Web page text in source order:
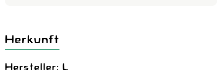
Herkunft
Hersteller: L